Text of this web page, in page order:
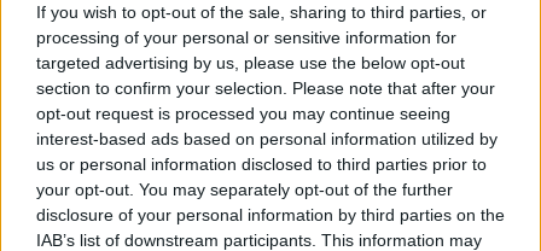
If you wish to opt-out of the sale, sharing to third parties, or
processing of your personal or sensitive information for
targeted advertising by us, please use the below opt-out
section to confirm your selection. Please note that after your
opt-out request is processed you may continue seeing
interest-based ads based on personal information utilized by
us or personal information disclosed to third parties prior to
your opt-out. You may separately opt-out of the further
disclosure of your personal information by third parties on the
IAB’s list of downstream participants. This information may
Ricevi le nostre ultime news
daGoogle News